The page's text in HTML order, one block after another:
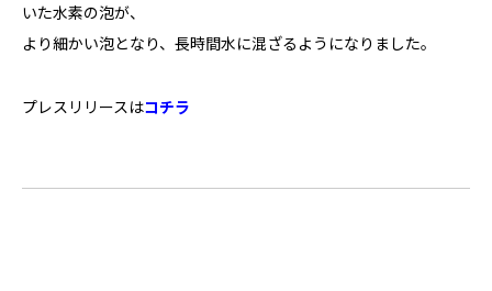
いた水素の泡が、
より細かい泡となり、長時間水に混ざるようになりました。
プレスリリースはコチラ